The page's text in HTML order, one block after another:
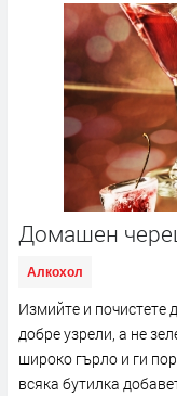
Домашен
Алкохол
Измийте и почистете
добре узрели, а не
широко гърло и ги
всяка бутилка